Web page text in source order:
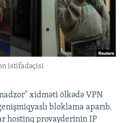
istifadəçisi
xidməti ölkədə VPN
bloklama aparıb.
hostinq provayderinin IP